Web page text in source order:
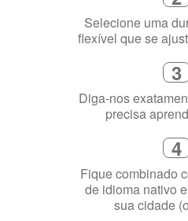
2
Selecione uma
3
Diga-nos
4
Fique combinado
de idioma nativo